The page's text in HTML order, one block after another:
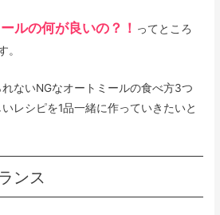
ルの何が良いの？！ ってところ
。
ないNGなオートミールの食べ方3つ
レシピを1品一緒に作っていきたいと
ンス